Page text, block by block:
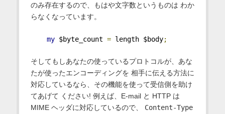
のみ存在するので、もはや文字数というものは わか
らなくなっています。
my $byte_count = length $body;
そしてもしあなたの使っているプロトコルが、あな
たが使ったエンコーディングを 相手に伝える方法に
対応しているなら、その機能を使って受信側を助け
てあげて ください! 例えば、E-mail と HTTP は
MIME ヘッダに対応しているので、 Content-Type